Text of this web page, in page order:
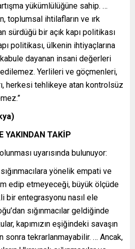
yükümlülüğüne sahip. …
toplumsal ihtilafların ve ırk
sürdüğü bir açık kapı politikası
politikası, ülkenin ihtiyaçlarına
dayanan insani değerleri
Yerlileri ve göçmenleri,
herkesi tehlikeye atan kontrolsüz
YAKINDAN TAKİP
uyarısında bulunuyor:
yönelik empati ve
edip etmeyeceği, büyük ölçüde
bir entegrasyonu nasıl ele
sığınmacılar geldiğinde
kapımızın eşiğindeki savaşın
sonra tekrarlanmayabilir. … Ancak,